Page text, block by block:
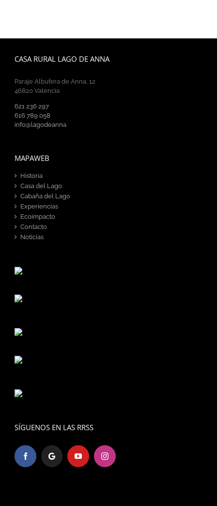
CASA RURAL LAGO DE ANNA
Paraje Albufera de Anna, 12
46820 Valencia
621 236 297
616 789 058
info@lagodeanna
MAPAWEB
Historia
Casa del Lago
Cabaña del Lago
Experiencias
Ecoimpacto
Contacto
Noticias
SÍGUENOS EN LAS RRSS